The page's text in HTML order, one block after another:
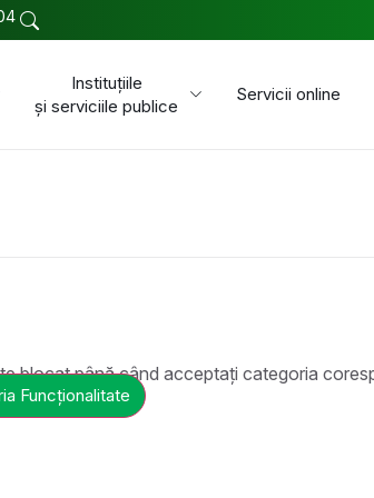
Instituțiile
și serviciile publice
Servicii online
Funcționalitate